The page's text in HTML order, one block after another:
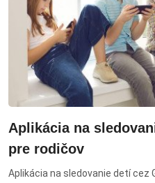
Aplikácia na
pre rodičov
Aplikácia na sledovanie detí cez